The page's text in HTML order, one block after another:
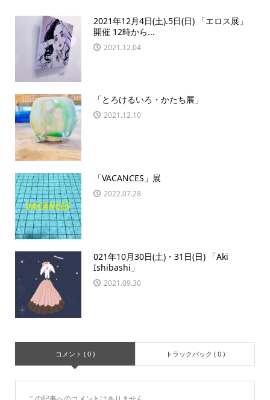
2021年12月4日(土).5日(日) 「エロス展」
開催 12時から...
2021.12.04
「とろけるいろ・かたち展」
2021.12.10
「VACANCES」展
2022.07.28
021年10月30日(土)・31日(日) 「Aki
Ishibashi」
2021.09.30
コメント ( 0 ) トラックバック ( 0 )